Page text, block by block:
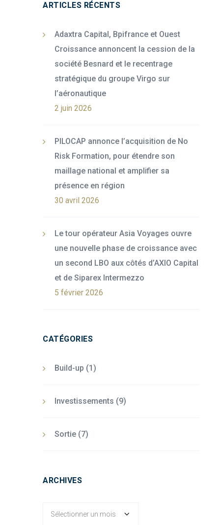
ARTICLES RÉCENTS
Adaxtra Capital, Bpifrance et Ouest
Croissance annoncent la cession de la
société Besnard et le recentrage
stratégique du groupe Virgo sur
l’aéronautique
2 juin 2026
PILOCAP annonce l’acquisition de No
Risk Formation, pour étendre son
maillage national et amplifier sa
présence en région
30 avril 2026
Le tour opérateur Asia Voyages ouvre
une nouvelle phase de croissance avec
un second LBO aux côtés d’AXIO Capital
et de Siparex Intermezzo
5 février 2026
CATÉGORIES
Build-up (1)
Investissements (9)
Sortie (7)
ARCHIVES
Archives